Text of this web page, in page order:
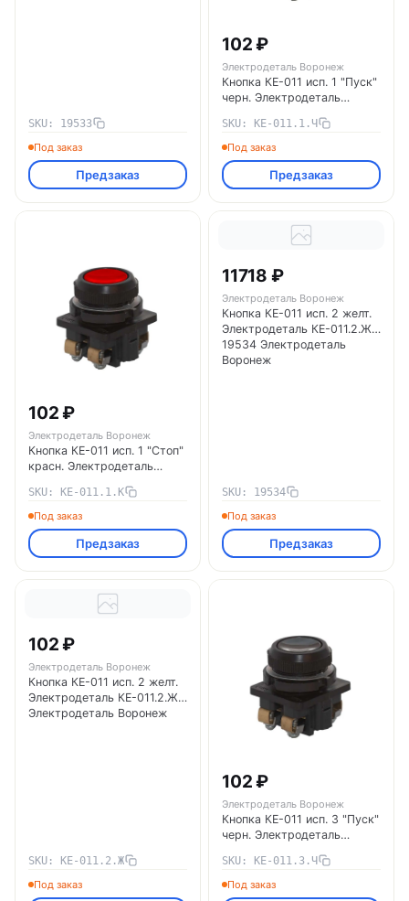
SKU: 19533
Под заказ
Предзаказ
102 ₽
Электродеталь Воронеж
Кнопка КЕ-011 исп. 1 "Пуск"
черн. Электродеталь
Воронеж
SKU: КЕ-011.1.Ч
Под заказ
Предзаказ
102 ₽
Электродеталь Воронеж
Кнопка КЕ-011 исп. 1 "Стоп"
красн. Электродеталь
Воронеж
SKU: КЕ-011.1.К
Под заказ
Предзаказ
11718 ₽
Электродеталь Воронеж
Кнопка КЕ-011 исп. 2 желт.
Электродеталь КЕ-011.2.Ж
19534 Электродеталь
Воронеж
SKU: 19534
Под заказ
Предзаказ
102 ₽
Электродеталь Воронеж
Кнопка КЕ-011 исп. 2 желт.
Электродеталь КЕ-011.2.Ж
Электродеталь Воронеж
SKU: КЕ-011.2.Ж
Под заказ
102 ₽
Электродеталь Воронеж
Кнопка КЕ-011 исп. 3 "Пуск"
черн. Электродеталь
Воронеж
SKU: КЕ-011.3.Ч
Под заказ